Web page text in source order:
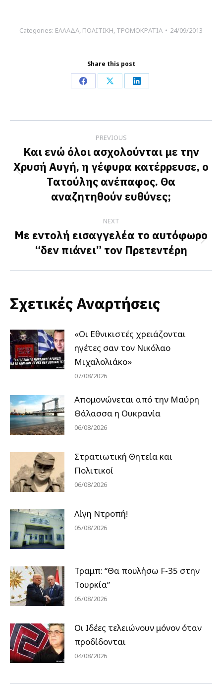
Categories: ΕΛΛΑΔΑ, ΠΟΛΙΤΙΚΗ, ΤΡΟΜΟΚΡΑΤΙΑ 24/09/2013
Share this post
Share
Facebook
Share
X
Share
LinkedIn
navigation
PREVIOUS
Previous
post:
Και ενώ όλοι ασχολούνται με την
Χρυσή Αυγή, η γέφυρα κατέρρευσε, ο
Τατούλης ανέπαφος. Θα
αναζητηθούν ευθύνες;
NEXT
Next
post:
Με εντολή εισαγγελέα το αυτόφωρο
“δεν πιάνει” τον Πρετεντέρη
Σχετικές Αναρτήσεις
«Οι Εθνικιστές χρειάζονται
ηγέτες σαν τον Νικόλαο
Μιχαλολιάκο»
07/08/2026
Απομονώνεται από την Μαύρη
Θάλασσα η Ουκρανία
06/08/2026
Στρατιωτική Θητεία και
Πολιτικοί
06/08/2026
Λίγη Ντροπή!
05/08/2026
Τραμπ: “Θα πουλήσω F-35 στην
Τουρκία”
05/08/2026
Οι Ιδέες τελειώνουν μόνον όταν
προδίδονται
04/08/2026